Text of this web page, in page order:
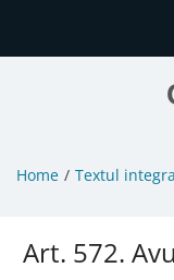
Home Textul
Art. 572.